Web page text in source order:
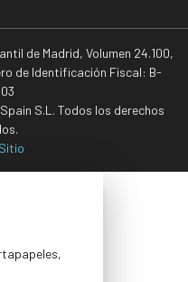
de Madrid, Volumen 24.100,
de Identificación Fiscal: B-
S.L. Todos los derechos